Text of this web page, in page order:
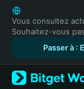
English
日本語
Tiếng Việt
Español
Türkçe
Vous consultez
Souhaitez-vous
Passer à :